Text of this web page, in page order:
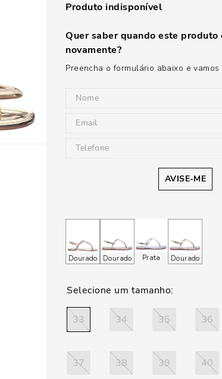
Produto indisponível
Quer saber quando este
novamente?
Preencha o formulário abaixo e vamos
AVISE-ME
Dourado Dourado Prata Dourado
33 34 35 36
37 38 39 40